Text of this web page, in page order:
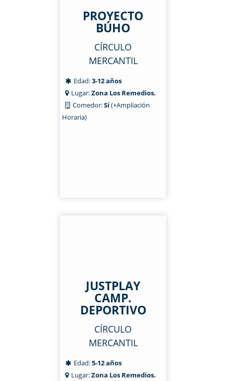
PROYECTO
BÚHO
CÍRCULO
MERCANTIL
Edad:3-12 años
Lugar:Zona Los Remedios.
Comedor:Sí(+Ampliación
Horaria)
JUSTPLAY
CAMP.
DEPORTIVO
CÍRCULO
MERCANTIL
Edad:5-12 años
Lugar:Zona Los Remedios.